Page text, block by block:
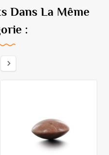
Dans La Même
:
